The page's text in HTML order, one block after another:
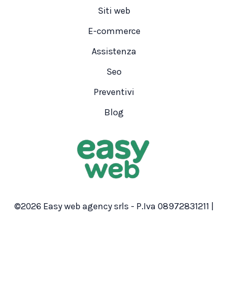
Siti web
E-commerce
Assistenza
Seo
Preventivi
Blog
©2026 Easy web agency srls - P.Iva 08972831211 |